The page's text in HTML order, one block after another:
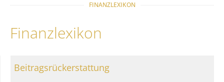
FINANZLEXIKON
Finanzlexikon
Beitragsrückerstattung